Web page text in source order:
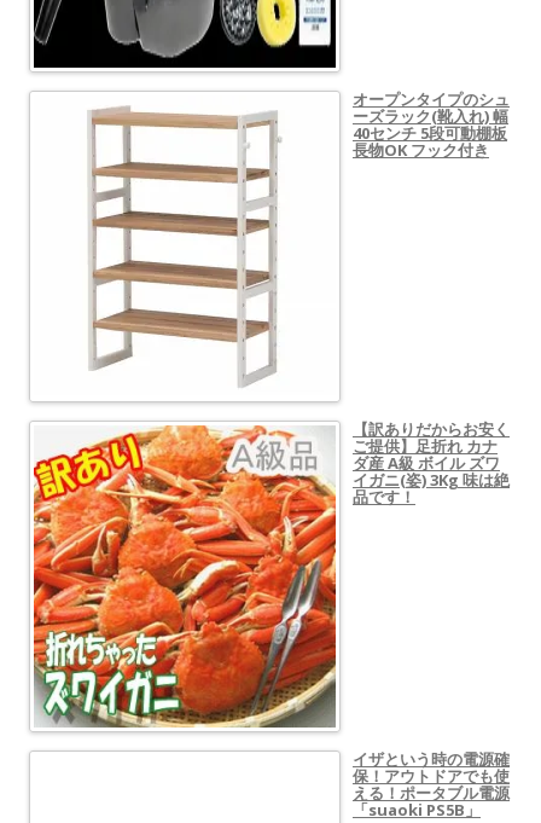
オープンタイプのシュ
ーズラック(靴入れ) 幅
40センチ 5段可動棚板
長物OK フック付き
【訳ありだからお安く
ご提供】足折れ カナ
ダ産 A級 ボイル ズワ
イガニ(姿) 3Kg 味は絶
品です！
イザという時の電源確
保！アウトドアでも使
える！ポータブル電源
「suaoki PS5B」